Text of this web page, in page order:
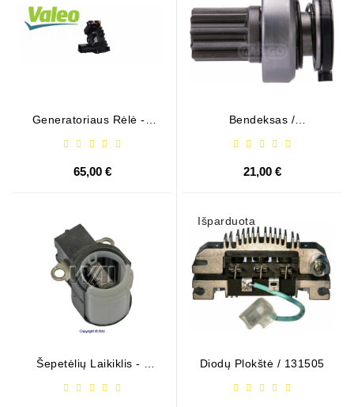
Generatoriaus Rėlė - /
65,00 €
Šepetėlių Laikiklis - /
Bendeksas /
21,00 €
Išparduota
Diodų Plokštė / 131505